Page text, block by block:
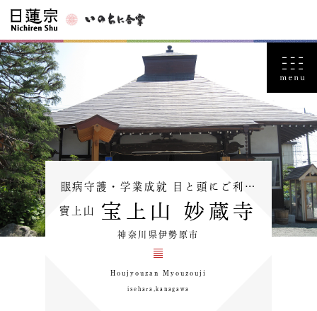
眼病守護・学業成就 目と頭にご利…
寶上山 宝上山 妙蔵寺
神奈川県伊勢原市
Houjyouzan Myouzouji
isehara,kanagawa